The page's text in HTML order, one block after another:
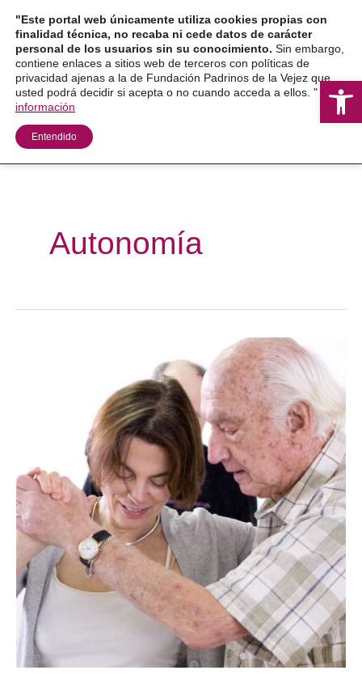
contenido
Autonomía
Prevención
de
la
Soleda
"Este portal web únicamente utiliza cookies propias con
finalidad técnica, no recaba ni cede datos de carácter
personal de los usuarios sin su conocimiento. Sin embargo,
contiene enlaces a sitios web de terceros con políticas de
privacidad ajenas a la de Fundación Padrinos de la Vejez que
usted podrá decidir si acepta o no cuando acceda a ellos. "
Más
información
Entendido